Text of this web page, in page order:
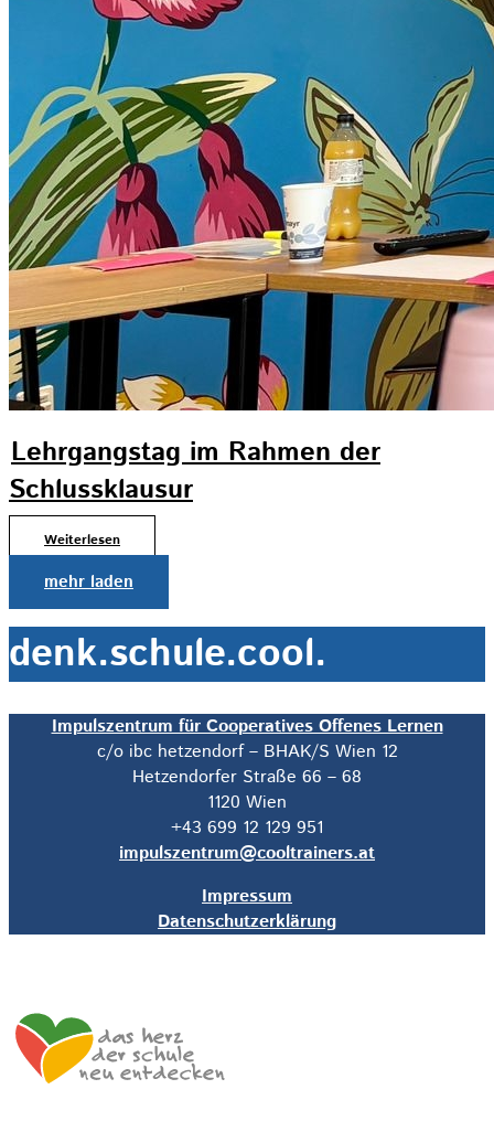
Lehrgangstag im Rahmen der
Schlussklausur
Weiterlesen
mehr laden
denk.schule.cool.
Impulszentrum für Cooperatives Offenes Lernen
c/o ibc hetzendorf – BHAK/S Wien 12
Hetzendorfer Straße 66 – 68
1120 Wien
+43 699 12 129 951
impulszentrum@cooltrainers.at
Impressum
Datenschutzerklärung